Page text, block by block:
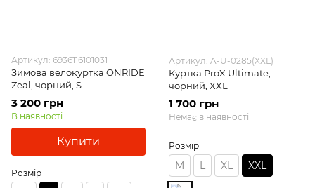
Артикул: 6936116101031
Зимова велокуртка ONRIDE
Zeal, чорний, S
3 200 грн
В наявності
Купити
Розмір
Артикул: A-U-0285(XXL)
Куртка ProX Ultimate,
чорний, XXL
1 700 грн
Немає в наявності
Розмір
M L XL XXL